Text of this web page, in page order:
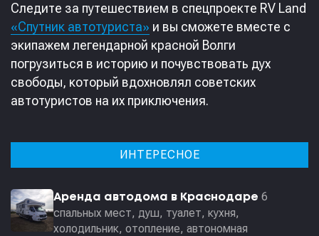
Следите за путешествием в спецпроекте RV Land
«Спутник автотуриста» и вы сможете вместе с
экипажем легендарной красной Волги
погрузиться в историю и почувствовать дух
свободы, который вдохновлял советских
автотуристов на их приключения.
ИНТЕРЕСНОЕ
Аренда автодома в Краснодаре 6
спальных мест, душ, туалет, кухня,
холодильник, отопление, автономная